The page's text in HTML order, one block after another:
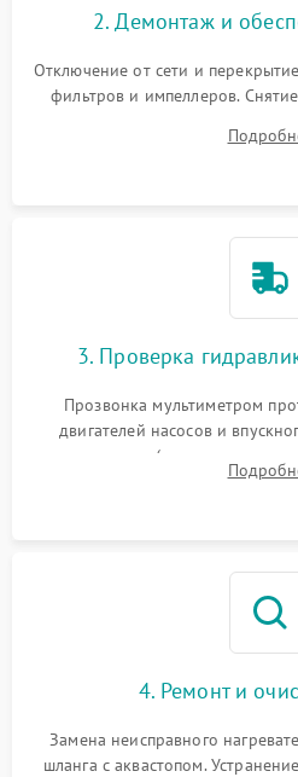
2. Демонтаж и
Отключение от сети и
фильтров и импеллеров.
циркуляционному насосу,
3. Проверка
Прозвонка мультиметром
двигателей насосов и
прессостата (датчика уровня
концевика дверцы и
4. Ремонт и
Замена неисправного
шланга с аквастопом.